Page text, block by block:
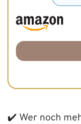
✔️ Wer noch